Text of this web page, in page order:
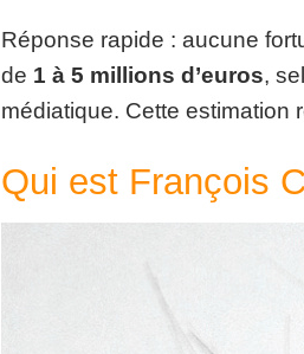
Réponse rapide : aucune
de 1 à 5 millions d’euros,
médiatique. Cette estimation
Qui est François